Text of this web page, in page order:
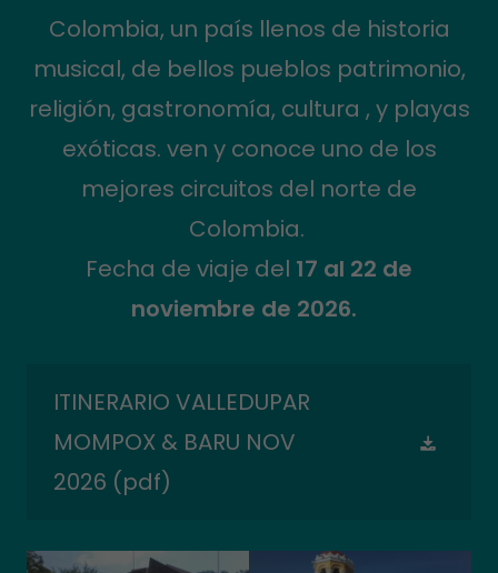
Colombia, un país llenos de historia
musical, de bellos pueblos patrimonio,
religión, gastronomía, cultura , y playas
exóticas. ven y conoce uno de los
mejores circuitos del norte de
Colombia.
Fecha de viaje del 17 al 22 de
noviembre de 2026.
ITINERARIO VALLEDUPAR
MOMPOX & BARU NOV
2026 (pdf)